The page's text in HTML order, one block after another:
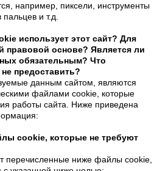
например, пиксели, инструменты
и т.д.
использует этот сайт? Для
правовой основе? Является ли
обязательным? Что
предоставить?
данным сайтом, являются
файлами cookie, которые
работы сайта. Ниже приведена
cookie, которые не требуют
перечисленные ниже файлы cookie,